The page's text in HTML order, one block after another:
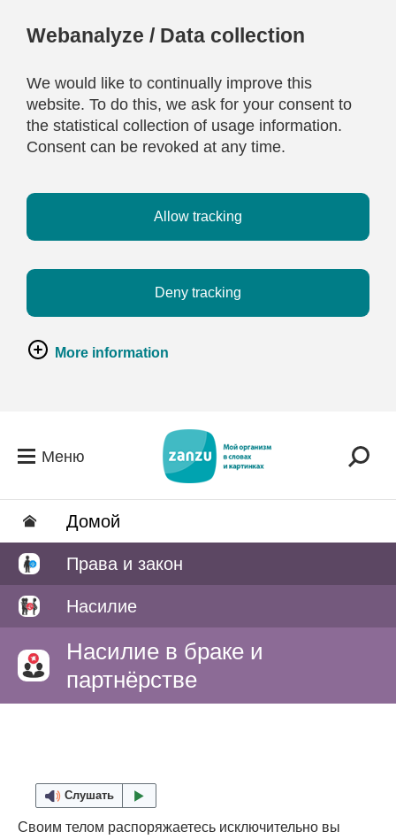
Webanalyze / Data collection
We would like to continually improve this
website. To do this, we ask for your consent to
the statistical collection of usage information.
Consent can be revoked at any time.
Allow tracking
Deny tracking
More information
Меню
Домой
Права и закон
Насилие
Насилие в браке и
партнёрстве
Слушать
Своим телом распоряжаетесь исключительно вы